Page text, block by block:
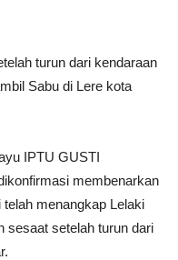
turun dari kendaraan
Sabu di Lere kota
IPTU GUSTI
membenarkan
telah menangkap Lelaki
sesaat setelah turun dari